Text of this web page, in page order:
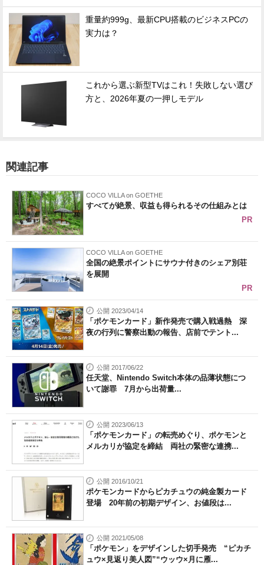
重量約999g、最新CPU搭載のビジネスPCの
実力は？
これから選ぶ新型TVはこれ！失敗しない選び
方と、2026年夏の一押しモデル
関連記事
COCO VILLA on GOETHE
すべてが絶景、収益も得られるその仕組みとは
PR
COCO VILLA on GOETHE
全国の絶景ポイントにサウナ付きのシェア別荘
を展開
PR
公開 2023/04/14
「ポケモンカード」新作発売で購入戦過熱 深
夜の行列に警察出動の報告、店前でテント...
公開 2017/06/22
任天堂、Nintendo Switch本体の品薄状態につ
いて謝罪 7月から出荷量...
公開 2023/06/13
「ポケモンカード」の転売めぐり、ポケモンと
メルカリが協定を締結 両社の緊密な連携...
公開 2016/10/21
ポケモンカードからピカチュウの純金製カード
登場 20年前の初期デザイン、お値段は...
公開 2021/05/08
「ポケモン」をデザインした切手発売 “ピカチ
ュウ×見返り美人図”“ウッウ×月に雁...